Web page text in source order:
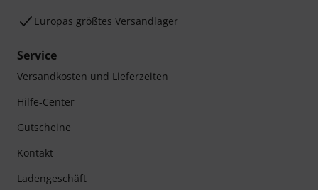
Europas größtes Versandlager
Service
Versandkosten und Lieferzeiten
Hilfe-Center
Gutscheine
Kontakt
Ladengeschäft